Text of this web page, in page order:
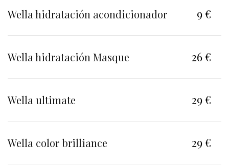
Wella hidratación acondicionador 9 €
Wella hidratación Masque 26 €
Wella ultimate 29 €
Wella color brilliance 29 €